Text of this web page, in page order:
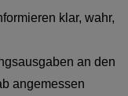
klar, wahr,
an den
angemessen